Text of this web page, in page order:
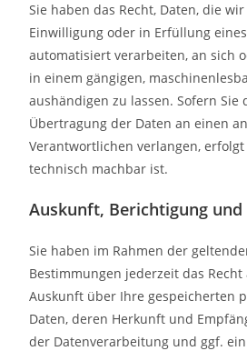
Sie haben das Recht, Daten, die
Einwilligung oder in Erfüllung
automatisiert verarbeiten, an sich
in einem gängigen,
aushändigen zu lassen. Sofern Sie
Übertragung der Daten an einen
Verantwortlichen verlangen,
technisch machbar ist.
Auskunft, Berichtigung und
Sie haben im Rahmen der
Bestimmungen jederzeit das
Auskunft über Ihre gespeicherten
Daten, deren Herkunft und
der Datenverarbeitung und ggf.